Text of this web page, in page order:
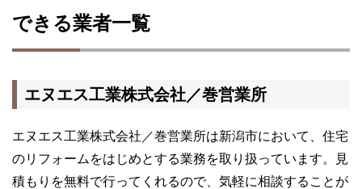
できる業者一覧
エヌエス工業株式会社／巻営業所
エヌエス工業株式会社／巻営業所は新潟市において、住宅
のリフォームをはじめとする業務を取り扱っています。見
積もりを無料で行ってくれるので、気軽に相談することが